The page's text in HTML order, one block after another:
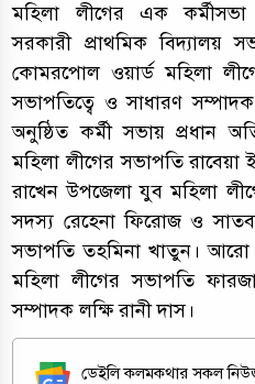
মহিলা লীগের এক
সরকারী প্রাথমিক বিদ্যালয়
কোমরপোল ওয়ার্ড মহিলা
সভাপতিত্বে ও সাধারণ
অনুষ্ঠিত কর্মী সভায় প্রধান
মহিলা লীগের সভাপতি রাবেয়া
রাখেন উপজেলা যুব মহিলা
সদস্য রেহেনা ফিরোজ ও
সভাপতি তহমিনা খাতুন। আরো
মহিলা লীগের সভাপতি
সম্পাদক লক্ষি রানী দাস।
ডেইলি কলমকথার সকল